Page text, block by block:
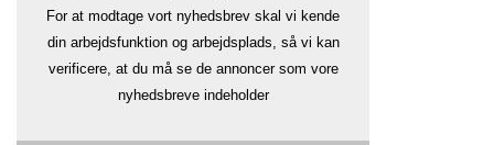
For at modtage vort nyhedsbrev skal vi kende
din arbejdsfunktion og arbejdsplads, så vi kan
verificere, at du må se de annoncer som vore
nyhedsbreve indeholder